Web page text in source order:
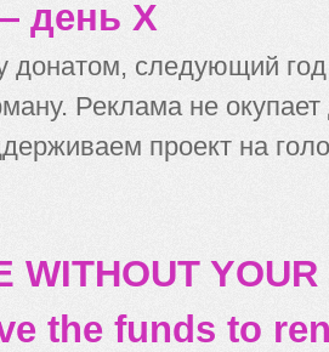
день X
донатом, следующий
Реклама не
проект на
WITHOUT
the funds to